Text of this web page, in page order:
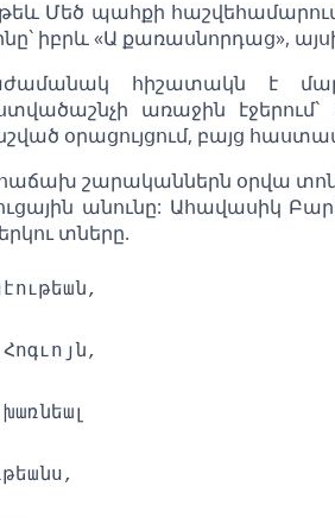
Մեծ պահքի
իբրև «Ա քառասնորդաց»,
հիշատակն է
առաջին
նշված օրացույցում, բայց
շարականներն օրվա
անունը: Ահավասիկ
տները.